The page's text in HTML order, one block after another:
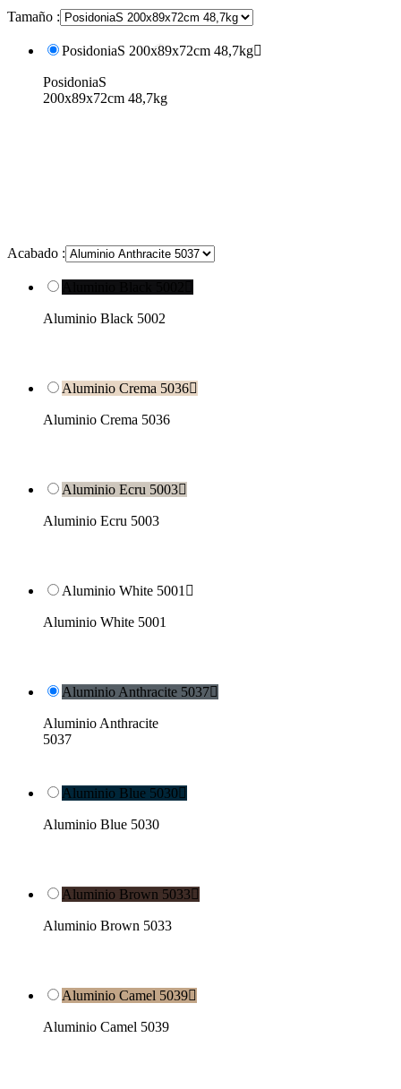
Tamaño :
PosidoniaS 200x89x72cm 48,7kg
PosidoniaS
200x89x72cm 48,7kg
Acabado :
Aluminio Black 5002
Aluminio Crema 5036
Aluminio Crema 5036
Aluminio Ecru 5003
Aluminio Ecru 5003
Aluminio White 5001 
Aluminio White 5001
Aluminio Anthracite 5037
Aluminio Anthracite
5037
Aluminio Blue 5030
Aluminio Blue 5030
Aluminio Brown 5033
Aluminio Brown 5033
Aluminio Camel 5039
Aluminio Camel 5039